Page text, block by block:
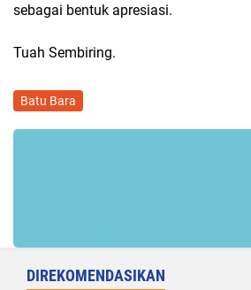
sebagai bentuk apresiasi.
Tuah Sembiring.
Batu Bara
DIREKOMENDASIKAN